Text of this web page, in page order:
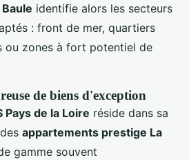
identifie alors les secteurs
: front de mer, quartiers
ou zones à fort potentiel de
de biens d'exception
Pays de la Loire réside dans sa
appartements prestige La
gamme souvent